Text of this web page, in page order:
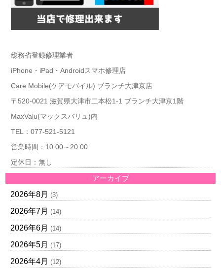
総務省登録修理業者
iPhone・iPad・Androidスマホ修理店
Care Mobile(ケアモバイル) ブランチ大津京店
〒520-0021 滋賀県大津市二本松1-1 ブランチ大津京1階
MaxValu(マックスバリュ)内
TEL：077-521-5121
営業時間：10:00～20:00
定休日：無し
アーカイブ
2026年8月 (3)
2026年7月 (14)
2026年6月 (14)
2026年5月 (17)
2026年4月 (12)